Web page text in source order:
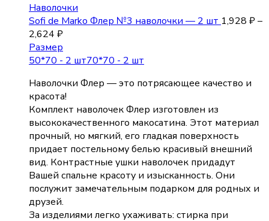
Наволочки
Sofi de Marko Флер №3 наволочки — 2 шт 1,928 ₽–
2,624 ₽
Размер
50*70 - 2 шт70*70 - 2 шт
Наволочки Флер — это потрясающее качество и
красота!
Комплект наволочек Флер изготовлен из
высококачественного макосатина. Этот материал
прочный, но мягкий, его гладкая поверхность
придает постельному белью красивый внешний
вид. Контрастные ушки наволочек придадут
Вашей спальне красоту и изысканность. Они
послужит замечательным подарком для родных и
друзей.
За изделиями легко ухаживать: стирка при